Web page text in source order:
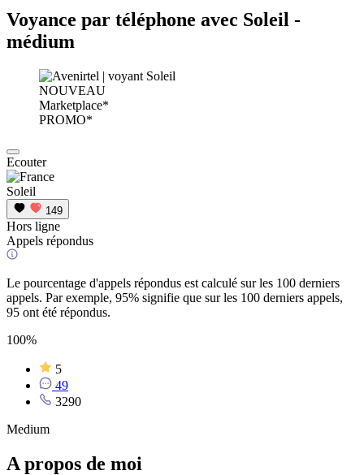
Voyance par téléphone avec Soleil -
médium
NOUVEAU
Marketplace*
PROMO*
Ecouter
Soleil
149
Hors ligne
Appels répondus
Le pourcentage d'appels répondus est calculé sur les 100 derniers
appels. Par exemple, 95% signifie que sur les 100 derniers appels,
95 ont été répondus.
100%
5
49
3290
Medium
A propos de moi